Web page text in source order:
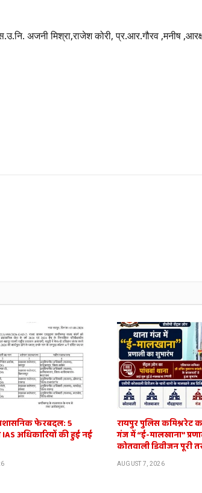
अजनी मिश्रा,राजेश कोरी, प्र.आर.गौरव ,मनीष
फेरबदल: 5
IAS अधिकारियों की हुई नई
रायपुर पुलिस कमिश्नरेट
गंज में “ई-मालखाना”
कोतवाली डिवीजन पूरी
AUGUST 7, 2026